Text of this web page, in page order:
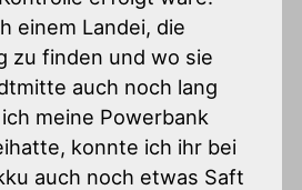
einem Landei, die
zu finden und wo sie
auch noch lang
meine Powerbank
konnte ich ihr bei
auch noch etwas Saft